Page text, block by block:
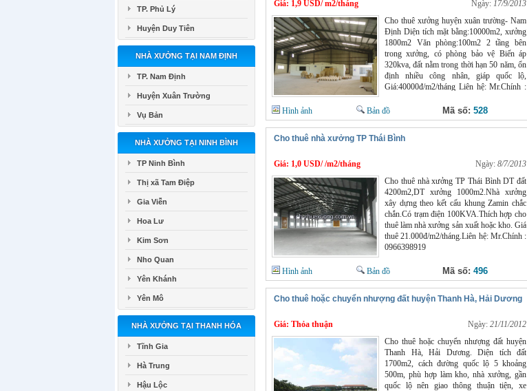
TP. Phủ Lý
Huyện Duy Tiên
NHÀ XƯỞNG TẠI NAM ĐỊNH
TP. Nam Định
Huyện Xuân Trường
Vụ Bản
NHÀ XƯỞNG TẠI NINH BÌNH
TP Ninh Bình
Thị xã Tam Điệp
Gia Viễn
Hoa Lư
Kim Sơn
Nho Quan
Yên Khánh
Yên Mô
NHÀ XƯỞNG TẠI THANH HÓA
Tĩnh Gia
Hà Trung
Hậu Lộc
http://www.chothuexuong.com.vn/ Liên hệ
: Anh Chính : 0966398919
Giá: 1,9 USD/ m2/tháng Ngày: 17/9/2013
Cho thuê xưởng huyện xuân trường- Nam
Định Diện tích mặt bằng:10000m2, xưởng
1800m2 Văn phòng:100m2 2 tầng bên
trong xưởng, có phòng bảo vệ Biến áp
320kva, đất nằm trong thời hạn 50 năm, ổn
định nhiều công nhân, giáp quốc lộ,
Giá:40000đ/m2/tháng Liên hệ: Mr.Chính :
Hình ảnh
Bản đồ Mã số: 528
Cho thuê nhà xưởng TP Thái Bình
Giá: 1,0 USD/ /m2/tháng Ngày: 8/7/2013
Cho thuê nhà xưởng TP Thái Bình DT đất
4200m2,DT xưởng 1000m2.Nhà xưởng
xây dựng theo kết cấu khung Zamin chắc
chắn.Có trạm điện 100KVA.Thích hợp cho
thuê làm nhà xưởng sản xuất hoặc kho. Giá
thuê 21.000đ/m2/tháng.Liên hệ: Mr.Chính :
0966398919
Hình ảnh Bản đồ Mã số: 496
Cho thuê hoặc chuyển nhượng đất huyện Thanh Hà, Hải Dương
Giá: Thỏa thuận Ngày: 21/11/2012
Cho thuê hoặc chuyển nhượng đất huyện
Thanh Hà, Hải Dương. Diện tích đất
1700m2, cách đường quốc lộ 5 khoảng
500m, phù hợp làm kho, nhà xưởng, gần
quốc lộ nên giao thông thuận tiện, xe